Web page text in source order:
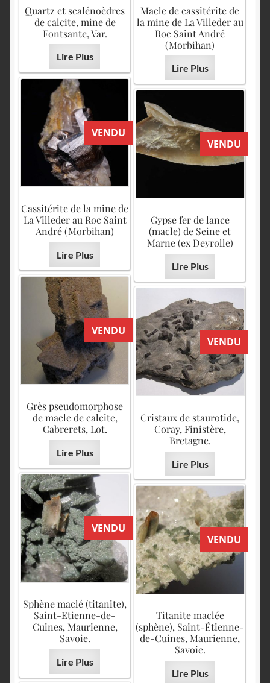
Quartz et scalénoèdres
de calcite, mine de
Fontsante, Var.
Lire Plus
Macle de cassitérite de
la mine de La Villeder au
Roc Saint André
(Morbihan)
Lire Plus
VENDU
Cassitérite de la mine de
La Villeder au Roc Saint
André (Morbihan)
Lire Plus
VENDU
Gypse fer de lance
(macle) de Seine et
Marne (ex Deyrolle)
Lire Plus
VENDU
Grès pseudomorphose
de macle de calcite,
Cabrerets, Lot.
Lire Plus
VENDU
Cristaux de staurotide,
Coray, Finistère,
Bretagne.
Lire Plus
VENDU
Sphène maclé (titanite),
Saint-Etienne-de-
Cuines, Maurienne,
Savoie.
Lire Plus
VENDU
Titanite maclée
(sphène), Saint-Étienne-
de-Cuines, Maurienne,
Savoie.
Lire Plus